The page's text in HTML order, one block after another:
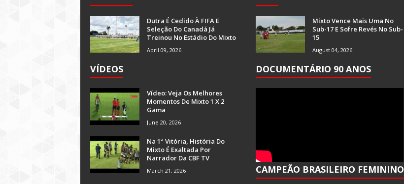
Dutra É Cedido À FIFA E
Seleção Do Canadá Já
Treinou No Estádio Do Mixto
April 09, 2026
VÍDEOS
Vídeo: Veja Os Melhores
Momentos De Mixto 1 X 2
Gama
June 20, 2026
Na 1ª Vitória, História Do
Mixto É Exaltada Por
Narrador Da CBF TV
March 21, 2026
Mixto Vence Mais Uma No
Sub-17 E Sofre Revés No Sub-
15
August 04, 2026
DOCUMENTÁRIO 90 ANOS
CAMPEÃO BRASILEIRO FEMININO